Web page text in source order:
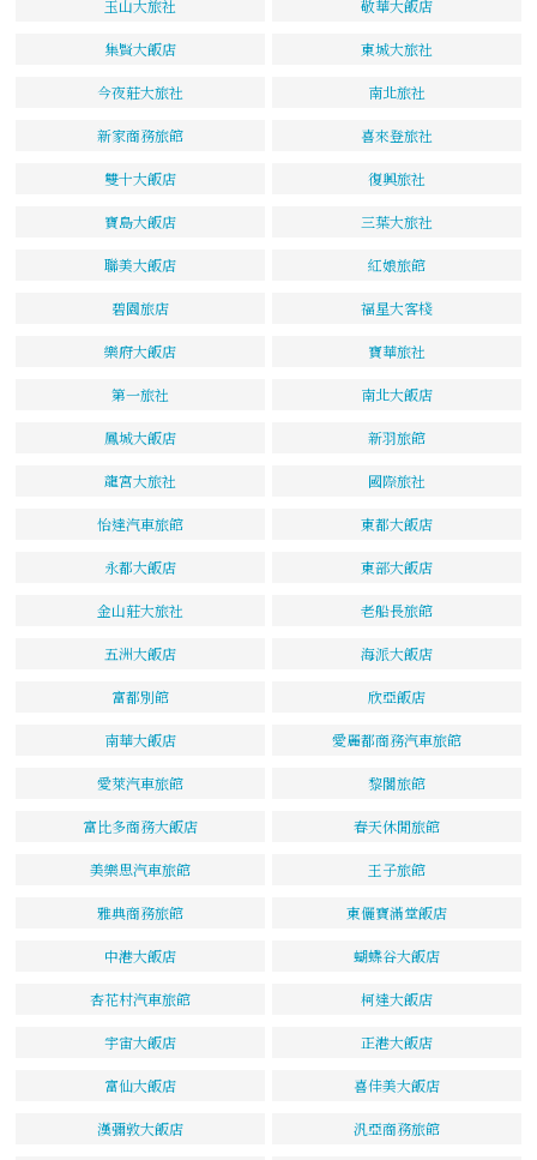
玉山大旅社 敬華大飯店
集賢大飯店 東城大旅社
今夜莊大旅社 南北旅社
新家商務旅館 喜來登旅社
雙十大飯店 復興旅社
寶島大飯店 三葉大旅社
聯美大飯店 紅娘旅館
碧園旅店 福星大客棧
樂府大飯店 寶華旅社
第一旅社 南北大飯店
鳳城大飯店 新羽旅館
龍宮大旅社 國際旅社
怡達汽車旅館 東都大飯店
永都大飯店 東部大飯店
金山莊大旅社 老船長旅館
五洲大飯店 海派大飯店
富都別館 欣亞飯店
南華大飯店 愛麗都商務汽車旅館
愛萊汽車旅館 黎閣旅館
富比多商務大飯店 春天休閒旅館
美樂思汽車旅館 王子旅館
雅典商務旅館 東儷寶滿堂飯店
中港大飯店 蝴蝶谷大飯店
杏花村汽車旅館 柯達大飯店
宇宙大飯店 正港大飯店
富仙大飯店 喜佳美大飯店
漢彌敦大飯店 汎亞商務旅館